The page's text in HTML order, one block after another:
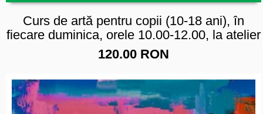
Curs de artă pentru copii (10-18 ani), în
fiecare duminica, orele 10.00-12.00, la atelier
120.00 RON